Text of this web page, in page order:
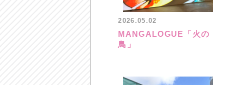
2026.05.02
MANGALOGUE「火の
鳥」